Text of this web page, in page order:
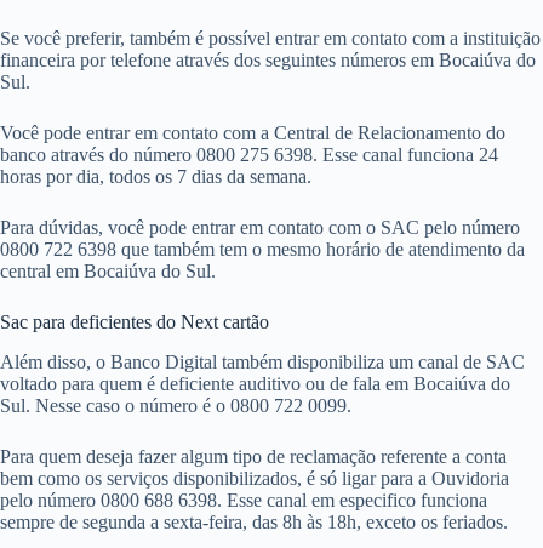
Se você preferir, também é possível entrar em contato com a instituição
financeira por telefone através dos seguintes números em Bocaiúva do
Sul.
Você pode entrar em contato com a Central de Relacionamento do
banco através do número 0800 275 6398. Esse canal funciona 24
horas por dia, todos os 7 dias da semana.
Para dúvidas, você pode entrar em contato com o SAC pelo número
0800 722 6398 que também tem o mesmo horário de atendimento da
central em Bocaiúva do Sul.
Sac para deficientes do Next cartão
Além disso, o Banco Digital também disponibiliza um canal de SAC
voltado para quem é deficiente auditivo ou de fala em Bocaiúva do
Sul. Nesse caso o número é o 0800 722 0099.
Para quem deseja fazer algum tipo de reclamação referente a conta
bem como os serviços disponibilizados, é só ligar para a Ouvidoria
pelo número 0800 688 6398. Esse canal em especifico funciona
sempre de segunda a sexta-feira, das 8h às 18h, exceto os feriados.